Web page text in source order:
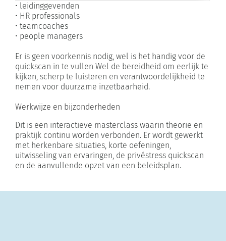
• leidinggevenden
• HR professionals
• teamcoaches
• people managers
Er is geen voorkennis nodig, wel is het handig voor de
quickscan in te vullen Wel de bereidheid om eerlijk te
kijken, scherp te luisteren en verantwoordelijkheid te
nemen voor duurzame inzetbaarheid.
Werkwijze en bijzonderheden
Dit is een interactieve masterclass waarin theorie en
praktijk continu worden verbonden. Er wordt gewerkt
met herkenbare situaties, korte oefeningen,
uitwisseling van ervaringen, de privéstress quickscan
en de aanvullende opzet van een beleidsplan.